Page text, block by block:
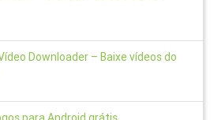
Downloader – Baixe vídeos do